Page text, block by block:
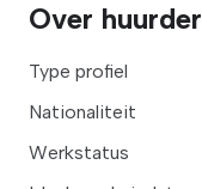
Over huurder
Type profiel
Nationaliteit
Werkstatus